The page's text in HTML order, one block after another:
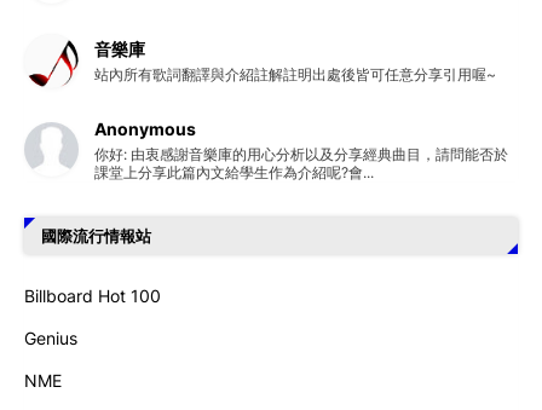
音樂庫
站內所有歌詞翻譯與介紹註解註明出處後皆可任意分享引用喔~
Anonymous
你好: 由衷感謝音樂庫的用心分析以及分享經典曲目，請問能否於
課堂上分享此篇內文給學生作為介紹呢?會...
國際流行情報站
Billboard Hot 100
Genius
NME